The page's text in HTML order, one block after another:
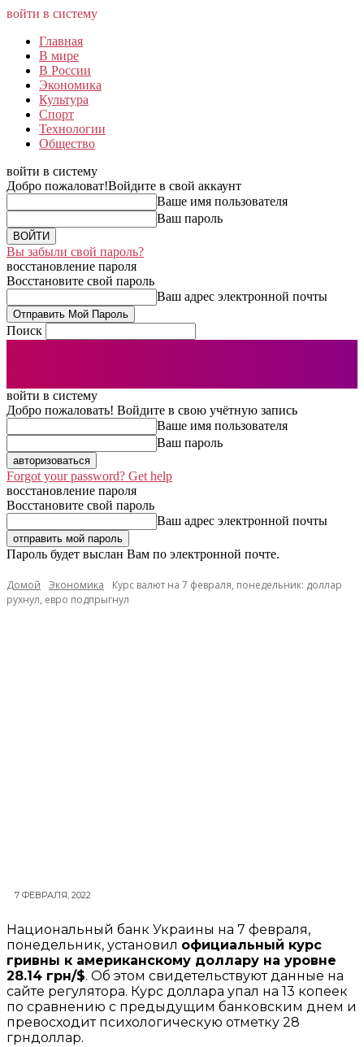
войти в систему
Главная
В мире
В России
Экономика
Культура
Спорт
Технологии
Общество
войти в систему
Добро пожаловат!Войдите в свой аккаунт
Ваше имя пользователя
Ваш пароль
Вы забыли свой пароль?
восстановление пароля
Восстановите свой пароль
Ваш адрес электронной почты
Поиск
войти в систему
Добро пожаловать! Войдите в свою учётную запись
Ваше имя пользователя
Ваш пароль
Forgot your password? Get help
восстановление пароля
Восстановите свой пароль
Ваш адрес электронной почты
Пароль будет выслан Вам по электронной почте.
Домой Экономика
Курс валют на 7 февраля, понедельник: доллар
рухнул, евро подпрыгнул
7 ФЕВРАЛЯ, 2022
Национальный банк Украины на 7 февраля,
понедельник, установил официальный курс
гривны к американскому доллару на уровне
28.14 грн/$. Об этом свидетельствуют данные на
сайте регулятора. Курс доллара упал на 13 копеек
по сравнению с предыдущим банковским днем и
превосходит психологическую отметку 28
грндоллар.